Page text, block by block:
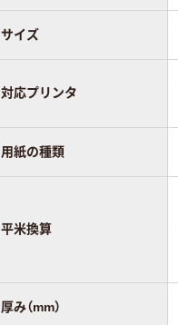
サイズ
対応プリンタ
用紙の種類
平米換算
厚み（mm）